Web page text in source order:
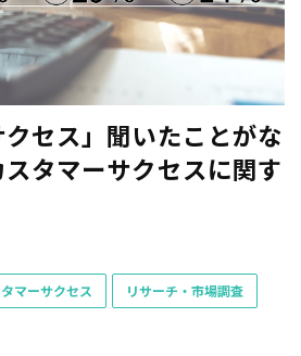
クセス」聞いたことがな
タマーサクセスに関す
マーサクセス リサーチ・市場調査